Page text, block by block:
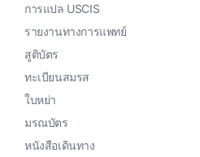
การแปล USCIS
รายงานทางการแพทย์
สูติบัตร
ทะเบียนสมรส
ใบหย่า
มรณบัตร
หนังสือเดินทาง